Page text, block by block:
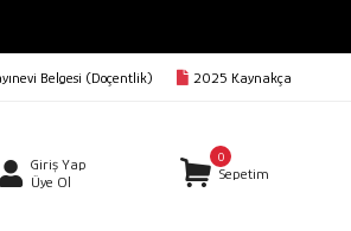
Belgesi (Doçentlik) 2025 Kaynakça
Giriş Yap
Üye Ol
0
Sepetim